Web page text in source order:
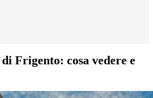
Frigento: cosa vedere e